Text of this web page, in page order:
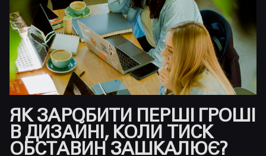
ЯК ЗАРОБИТИ ПЕРШІ ГРОШІ
В ДИЗАЙНІ, КОЛИ ТИСК
ОБСТАВИН ЗАШКАЛЮЄ?